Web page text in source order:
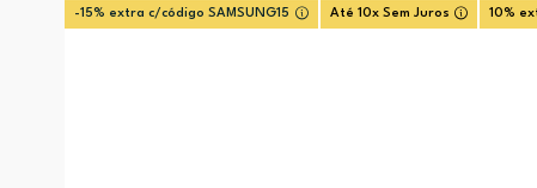
-15% extra c/código SAMSUNG15 Até 10x Sem Juros 10%